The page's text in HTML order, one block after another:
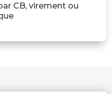
CB, virement ou